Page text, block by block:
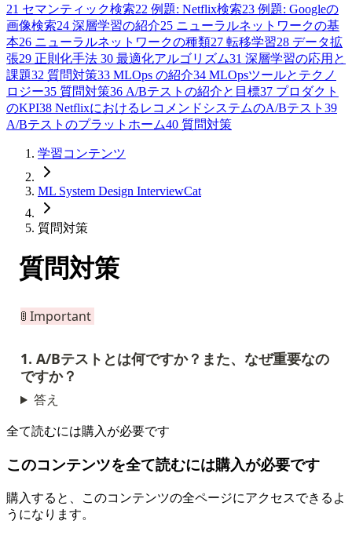
21 セマンティック検索22 例題: Netflix検索23 例題: Googleの
画像検索24 深層学習の紹介25 ニューラルネットワークの基
本26 ニューラルネットワークの種類27 転移学習28 データ拡
張29 正則化手法 30 最適化アルゴリズム31 深層学習の応用と
課題32 質問対策33 MLOps の紹介34 MLOpsツールとテクノ
ロジー35 質問対策36 A/Bテストの紹介と目標37 プロダクト
のKPI38 NetflixにおけるレコメンドシステムのA/Bテスト 39
A/Bテストのプラットホーム40 質問対策
学習コンテンツ
ML System Design InterviewCat
質問対策
質問対策
🚦 Important
1. A/Bテストとは何ですか？また、なぜ重要なの
ですか？
答え
全て読むには購入が必要です
このコンテンツを全て読むには購入が必要です
購入すると、このコンテンツの全ページにアクセスできるよ
うになります。